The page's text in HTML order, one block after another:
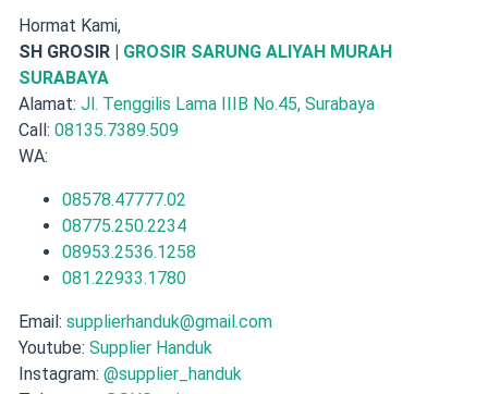
Hormat Kami,
SH GROSIR | GROSIR SARUNG ALIYAH MURAH
SURABAYA
Alamat: Jl. Tenggilis Lama IIIB No.45, Surabaya
Call: 08135.7389.509
WA:
08578.47777.02
08775.250.2234
08953.2536.1258
081.22933.1780
Email: supplierhanduk@gmail.com
Youtube: Supplier Handuk
Instagram: @supplier_handuk